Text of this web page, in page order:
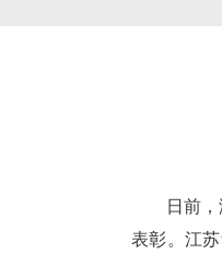
日前，海
表彰。江